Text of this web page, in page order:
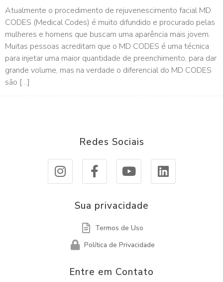
Atualmente o procedimento de rejuvenescimento facial MD
CODES (Medical Codes) é muito difundido e procurado pelas
mulheres e homens que buscam uma aparência mais jovem.
Muitas pessoas acreditam que o MD CODES é uma técnica
para injetar uma maior quantidade de preenchimento, para dar
grande volume, mas na verdade o diferencial do MD CODES
são […]
Entre em Contato
Redes Sociais
Sua privacidade
Termos de Uso
Política de Privacidade